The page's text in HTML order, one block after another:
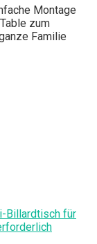
Montage
zum
Familie
Billardtisch für